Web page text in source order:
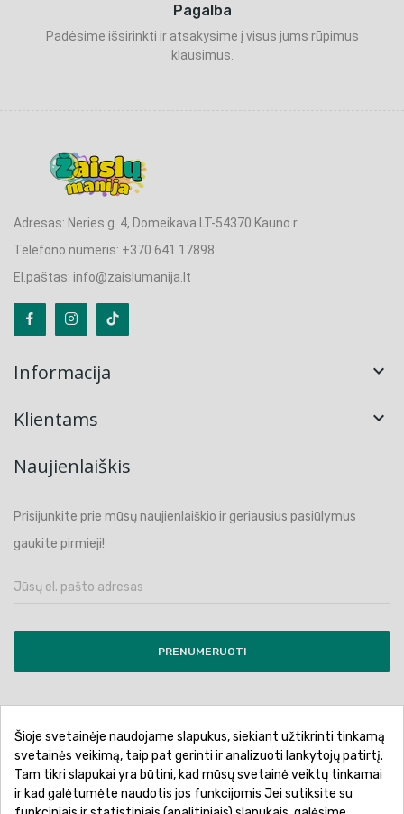
Pagalba
Padėsime išsirinkti ir atsakysime į visus jums rūpimus
klausimus.
Adresas: Neries g. 4, Domeikava LT-54370 Kauno r.
Telefono numeris: +370 641 17898
El.paštas: info@zaislumanija.lt
Informacija 
Klientams 
Naujienlaiškis
Prisijunkite prie mūsų naujienlaiškio ir geriausius pasiūlymus
gaukite pirmieji!
PRENUMERUOTI
Pirkimo sąlygos ir taisyklės
Privatumo politika
Garantinis aptarnavimas
Prekių pristatymas
Prekių grąžinimas
Atsiskaitymo būdai
Šioje svetainėje naudojame slapukus, siekiant užtikrinti tinkamą
svetainės veikimą, taip pat gerinti ir analizuoti lankytojų patirtį.
Tam tikri slapukai yra būtini, kad mūsų svetainė veiktų tinkamai
ir kad galėtumėte naudotis jos funkcijomis Jei sutiksite su